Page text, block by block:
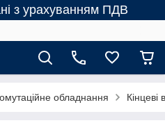
з урахуванням ПДВ
обладнання